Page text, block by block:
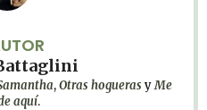
,Otras hogueras yMe
aquí.